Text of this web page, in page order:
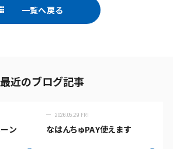
一覧へ戻る
最近のブログ記事
ン
2026.05.29 FRI
なはんちゅPAY使えます